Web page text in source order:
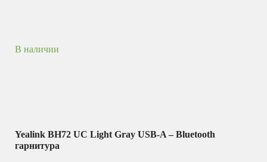
В наличии
Yealink BH72 UC Light Gray USB-A – Bluetooth
гарнитура